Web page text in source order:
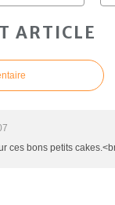
ARTICLE
ces bons petits